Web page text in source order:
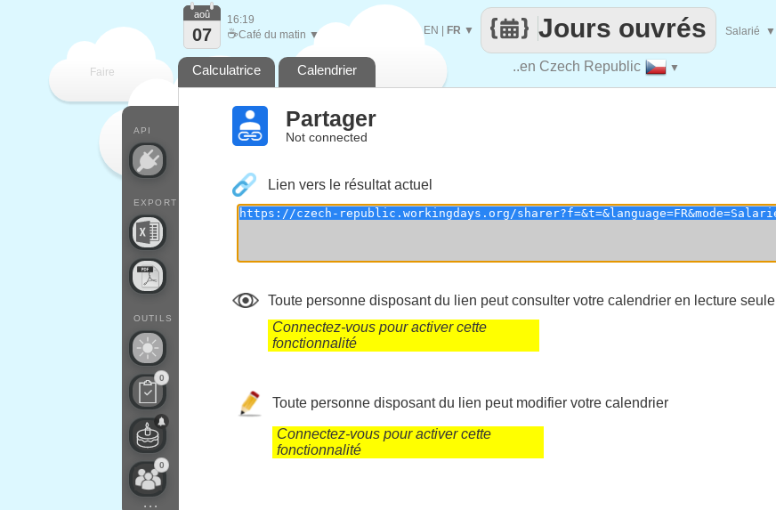
Faire ..en Czech Republic ▼
Jours ouvrés
EN FR ▼ Salarié ▼
API
EXPORT
OUTILS
0
0
...
aoû
07
16:19
☕Café du matin ▼
Calculatrice Calendrier
Partager
Not connected
Lien vers le résultat actuel
Toute personne disposant du lien peut consulter votre calendrier en lecture seule
Connectez-vous pour activer cette
fonctionnalité
Toute personne disposant du lien peut modifier votre calendrier
Connectez-vous pour activer cette
fonctionnalité